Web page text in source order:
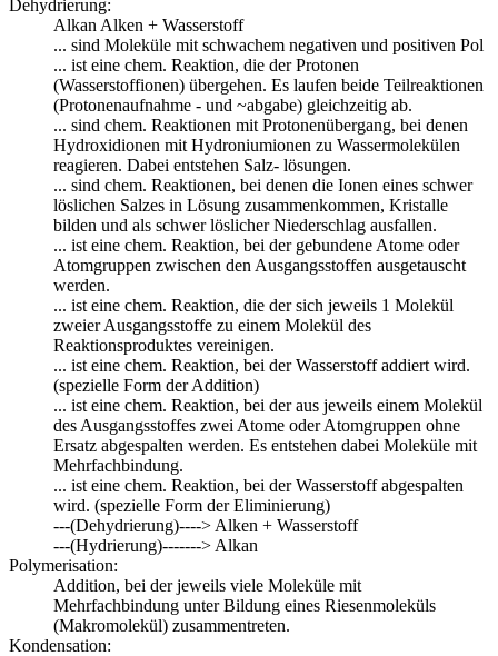
Dehydrierung:
Alkan Alken + Wasserstoff
... sind Moleküle mit schwachem negativen und positiven Pol
... ist eine chem. Reaktion, die der Protonen
(Wasserstoffionen) übergehen. Es laufen beide Teilreaktionen
(Protonenaufnahme - und ~abgabe) gleichzeitig ab.
... sind chem. Reaktionen mit Protonenübergang, bei denen
Hydroxidionen mit Hydroniumionen zu Wassermolekülen
reagieren. Dabei entstehen Salz- lösungen.
... sind chem. Reaktionen, bei denen die Ionen eines schwer
löslichen Salzes in Lösung zusammenkommen, Kristalle
bilden und als schwer löslicher Niederschlag ausfallen.
... ist eine chem. Reaktion, bei der gebundene Atome oder
Atomgruppen zwischen den Ausgangsstoffen ausgetauscht
werden.
... ist eine chem. Reaktion, die der sich jeweils 1 Molekül
zweier Ausgangsstoffe zu einem Molekül des
Reaktionsproduktes vereinigen.
... ist eine chem. Reaktion, bei der Wasserstoff addiert wird.
(spezielle Form der Addition)
... ist eine chem. Reaktion, bei der aus jeweils einem Molekül
des Ausgangsstoffes zwei Atome oder Atomgruppen ohne
Ersatz abgespalten werden. Es entstehen dabei Moleküle mit
Mehrfachbindung.
... ist eine chem. Reaktion, bei der Wasserstoff abgespalten
wird. (spezielle Form der Eliminierung)
---(Dehydrierung)----> Alken + Wasserstoff
---(Hydrierung)-------> Alkan
Polymerisation:
Addition, bei der jeweils viele Moleküle mit
Mehrfachbindung unter Bildung eines Riesenmoleküls
(Makromolekül) zusammentreten.
Kondensation: